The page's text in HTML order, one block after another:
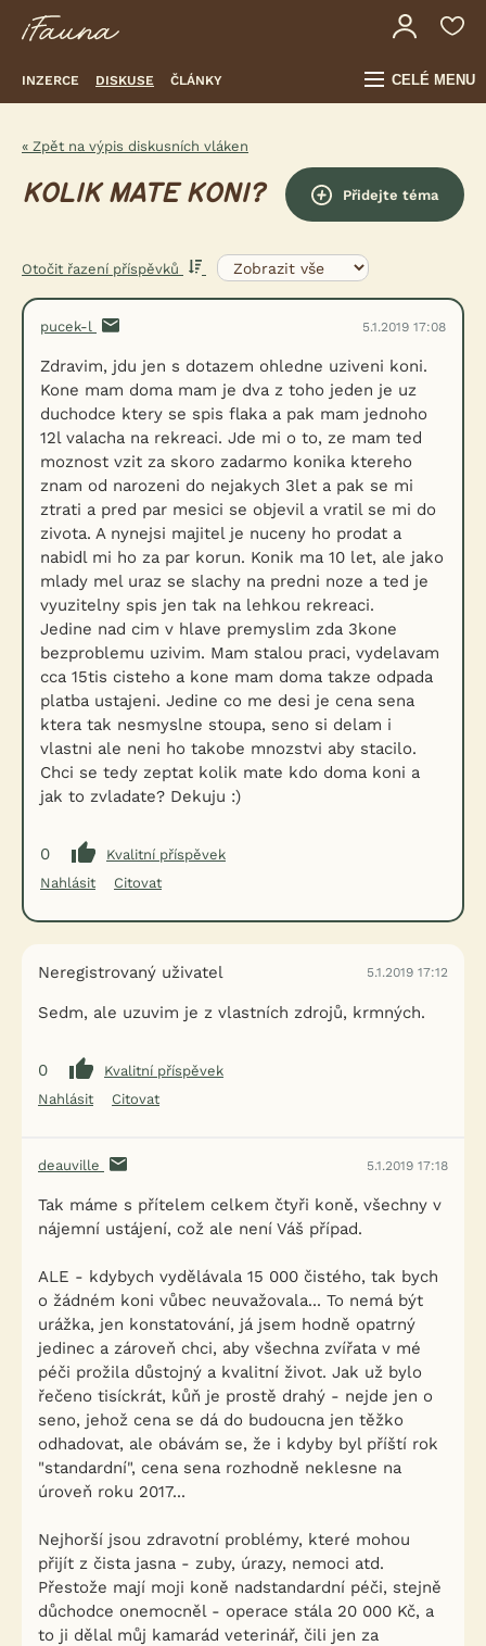
INZERCE DISKUSE ČLÁNKY CELÉ MENU
« Zpět na výpis diskusních vláken
KOLIK MATE KONI? Přidejte téma
Otočit řazení příspěvků
pucek-l 5.1.2019 17:08
Zdravim, jdu jen s dotazem ohledne uziveni koni.
Kone mam doma mam je dva z toho jeden je uz
duchodce ktery se spis flaka a pak mam jednoho
12l valacha na rekreaci. Jde mi o to, ze mam ted
moznost vzit za skoro zadarmo konika ktereho
znam od narozeni do nejakych 3let a pak se mi
ztrati a pred par mesici se objevil a vratil se mi do
zivota. A nynejsi majitel je nuceny ho prodat a
nabidl mi ho za par korun. Konik ma 10 let, ale jako
mlady mel uraz se slachy na predni noze a ted je
vyuzitelny spis jen tak na lehkou rekreaci.
Jedine nad cim v hlave premyslim zda 3kone
bezproblemu uzivim. Mam stalou praci, vydelavam
cca 15tis cisteho a kone mam doma takze odpada
platba ustajeni. Jedine co me desi je cena sena
ktera tak nesmyslne stoupa, seno si delam i
vlastni ale neni ho takobe mnozstvi aby stacilo.
Chci se tedy zeptat kolik mate kdo doma koni a
jak to zvladate? Dekuju :)
0
Kvalitní příspěvek
Nahlásit
Citovat
Neregistrovaný uživatel 5.1.2019 17:12
Sedm, ale uzuvim je z vlastních zdrojů, krmných.
0
Kvalitní příspěvek
Nahlásit
Citovat
deauville 5.1.2019 17:18
Tak máme s přítelem celkem čtyři koně, všechny v
nájemní ustájení, což ale není Váš případ.
ALE - kdybych vydělávala 15 000 čistého, tak bych
o žádném koni vůbec neuvažovala... To nemá být
urážka, jen konstatování, já jsem hodně opatrný
jedinec a zároveň chci, aby všechna zvířata v mé
péči prožila důstojný a kvalitní život. Jak už bylo
řečeno tisíckrát, kůň je prostě drahý - nejde jen o
seno, jehož cena se dá do budoucna jen těžko
odhadovat, ale obávám se, že i kdyby byl příští rok
"standardní", cena sena rozhodně neklesne na
úroveň roku 2017...
Nejhorší jsou zdravotní problémy, které mohou
přijít z čista jasna - zuby, úrazy, nemoci atd.
Přestože mají moji koně nadstandardní péči, stejně
důchodce onemocněl - operace stála 20 000 Kč, a
to ji dělal můj kamarád veterinář, čili jen za